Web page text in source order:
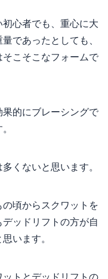
心者でも、重心に大
であったとしても、
こそこなフォームで
的にブレーシングで
くないと思います。
頃からスクワットを
ッドリフトの方が自
います。